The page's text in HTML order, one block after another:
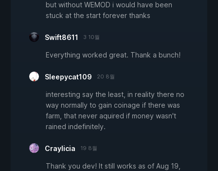
but without WEMOD i would have been
stuck at the start forever thanks
Swift8611 3 10월
Everything worked great. Thank a bunch!
Sleepycat109 20 8월
interesting say the least, in reality there no
way normally to gain coinage if there was
farm, that never aquired if money wasn't
rained indefinitely.
Craylicia 19 8월
Thank you dev! It still works as of Aug 19,